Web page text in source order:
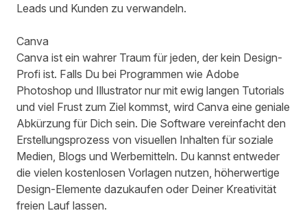
Leads und Kunden zu verwandeln.
Canva
Canva ist ein wahrer Traum für jeden, der kein Design-
Profi ist. Falls Du bei Programmen wie Adobe
Photoshop und Illustrator nur mit ewig langen Tutorials
und viel Frust zum Ziel kommst, wird Canva eine geniale
Abkürzung für Dich sein. Die Software vereinfacht den
Erstellungsprozess von visuellen Inhalten für soziale
Medien, Blogs und Werbemitteln. Du kannst entweder
die vielen kostenlosen Vorlagen nutzen, höherwertige
Design-Elemente dazukaufen oder Deiner Kreativität
freien Lauf lassen.